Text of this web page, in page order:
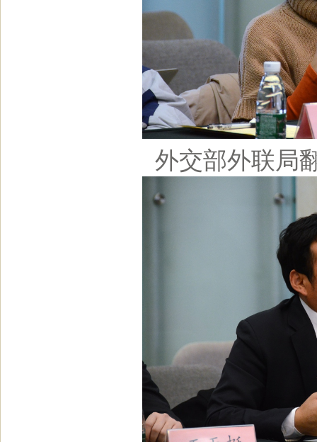
外交部外联局